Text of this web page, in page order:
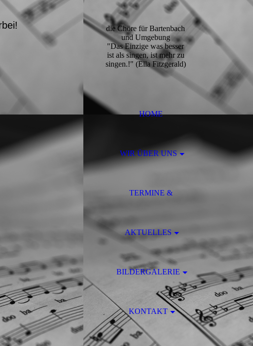
die Chöre für Bartenbach
und Umgebung
"Das Einzige was besser
ist als singen, ist mehr zu
singen.!" (Ella Fitzgerald)
HOME
WIR ÜBER UNS
TERMINE &
AKTUELLES
BILDERGALERIE
KONTAKT